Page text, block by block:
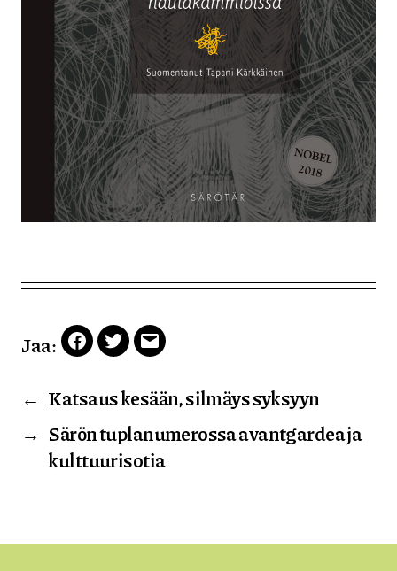
Jaa: Facebook
TwitterEmail
← Katsaus kesään, silmäys syksyyn
→ Särön tuplanumerossa avantgardea ja
kulttuurisotia